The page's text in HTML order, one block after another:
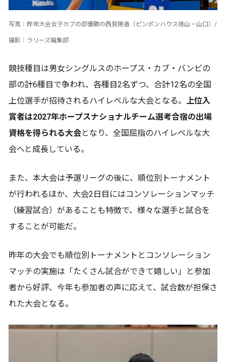
写真：昨年大会女子カブの部優勝の西見穂香（ピンポンハウス徳山・山口）/
撮影：ラリーズ編集部
競技種目は男女シングルスのホープス・カブ・バンビの
部の計6種目で争われ、各種目2名ずつ、合計12名の全国
上位選手が招待されるハイレベルな大会となる。
上位入
賞者は2027年ホープスナショナルチーム選考合宿の出場
資格を得られる大会となり、全国屈指のハイレベルな大
会へと成長している。
また、本大会は予選リーグの後に、順位別トーナメント
が行われるほか、大会2日目にはコンソレーションマッチ
（練習試合）があることも特徴で、様々な選手と試合を
することが可能だ。
昨年の大会でも順位別トーナメントとコンソレーション
マッチの実施は「たくさん試合ができて嬉しい」と参加
者から好評、今年も参加者の声に応えて、試合数が担保さ
れた大会となる。